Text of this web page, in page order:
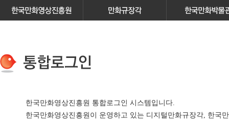
한국만화영상진흥원 통합로그인 시스템입니다.
한국만화영상진흥원이 운영하고 있는 디지털만화규장각, 한국